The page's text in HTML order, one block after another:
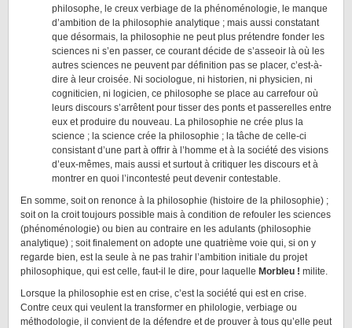
philosophe, le creux verbiage de la phénoménologie, le manque
d’ambition de la philosophie analytique ; mais aussi constatant
que désormais, la philosophie ne peut plus prétendre fonder les
sciences ni s’en passer, ce courant décide de s’asseoir là où les
autres sciences ne peuvent par définition pas se placer, c’est-à-
dire à leur croisée. Ni sociologue, ni historien, ni physicien, ni
cogniticien, ni logicien, ce philosophe se place au carrefour où
leurs discours s’arrêtent pour tisser des ponts et passerelles entre
eux et produire du nouveau. La philosophie ne crée plus la
science ; la science crée la philosophie ; la tâche de celle-ci
consistant d’une part à offrir à l’homme et à la société des visions
d’eux-mêmes, mais aussi et surtout à critiquer les discours et à
montrer en quoi l’incontesté peut devenir contestable.
En somme, soit on renonce à la philosophie (histoire de la philosophie) ;
soit on la croit toujours possible mais à condition de refouler les sciences
(phénoménologie) ou bien au contraire en les adulants (philosophie
analytique) ; soit finalement on adopte une quatrième voie qui, si on y
regarde bien, est la seule à ne pas trahir l’ambition initiale du projet
philosophique, qui est celle, faut-il le dire, pour laquelle Morbleu ! milite.
Lorsque la philosophie est en crise, c’est la société qui est en crise.
Contre ceux qui veulent la transformer en philologie, verbiage ou
méthodologie, il convient de la défendre et de prouver à tous qu’elle peut